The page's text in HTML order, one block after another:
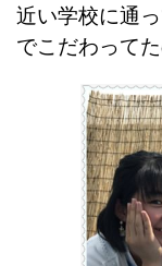
近い学校に通
でこだわって